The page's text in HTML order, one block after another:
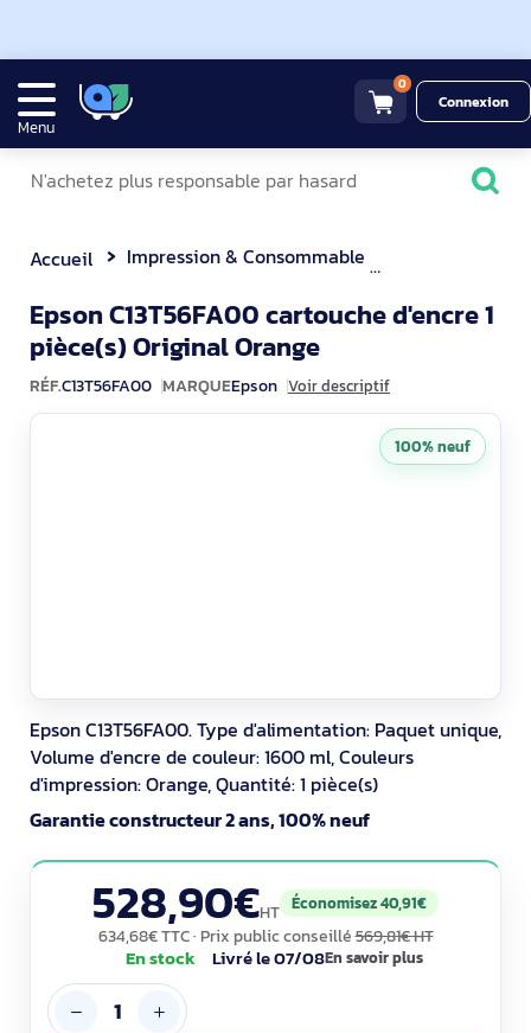
Menu
0
Connexion
Accueil Impression & Consommable
Epson C13T56FA00 cartouche d'encre 1
pièce(s) Original OrangeC13T56FA00
RÉF.C13T56FA00 MARQUEEpson Voir descriptif
Epson C13T56FA00. Type d'alimentation: Paquet unique,
Volume d'encre de couleur: 1600 ml, Couleurs
d'impression: Orange, Quantité: 1 pièce(s)
Garantie constructeur 2 ans, 100% neuf
528,90€HT Économisez 40,91€
634,68€ TTC· Prix public conseillé569,81€ HT
En stock Livré le 07/08En savoir plus
100% neuf